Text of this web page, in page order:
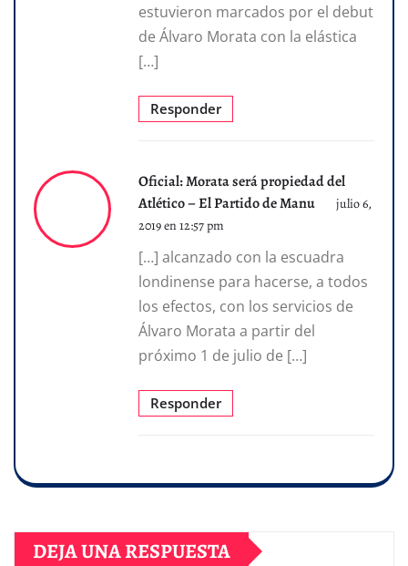
estuvieron marcados por el debut
de Álvaro Morata con la elástica
[…]
Responder
Oficial: Morata será propiedad del
Atlético – El Partido de Manu
julio 6,
2019 en 12:57 pm
[…] alcanzado con la escuadra
londinense para hacerse, a todos
los efectos, con los servicios de
Álvaro Morata a partir del
próximo 1 de julio de […]
Responder
DEJA UNA RESPUESTA